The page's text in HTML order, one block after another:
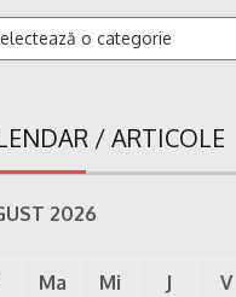
/ ARTICOLE
2026
Ma Mi J V